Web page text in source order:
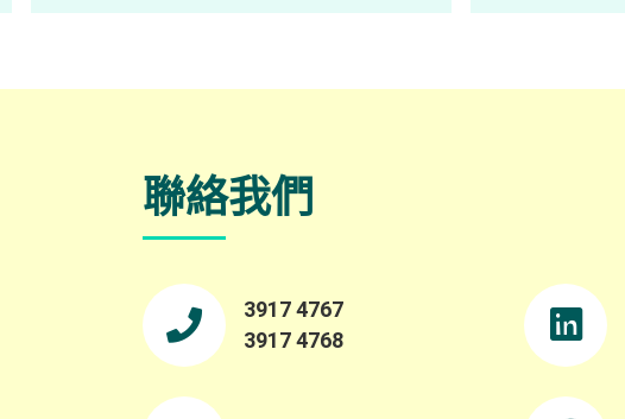
2026年6月16日至23日 時間： 上午 10:00 至
聯絡我們
3917 4767
3917 4768